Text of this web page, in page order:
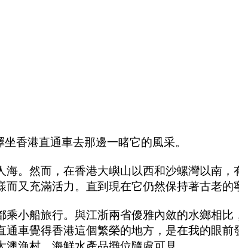
香港直通車去那邊一睹它的風采。
。然而，在香港大嶼山以西和沙螺灣以南
又充滿活力。直到現在它仍然保持著古老的
小船旅行。與江浙兩省優雅內斂的水鄉相比
車覺得香港這個繁榮的地方，是在我的眼前